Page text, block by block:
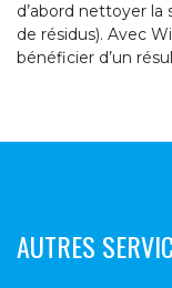
d’abord nettoyer la
de résidus). Avec
bénéficier d’un
AUTRES